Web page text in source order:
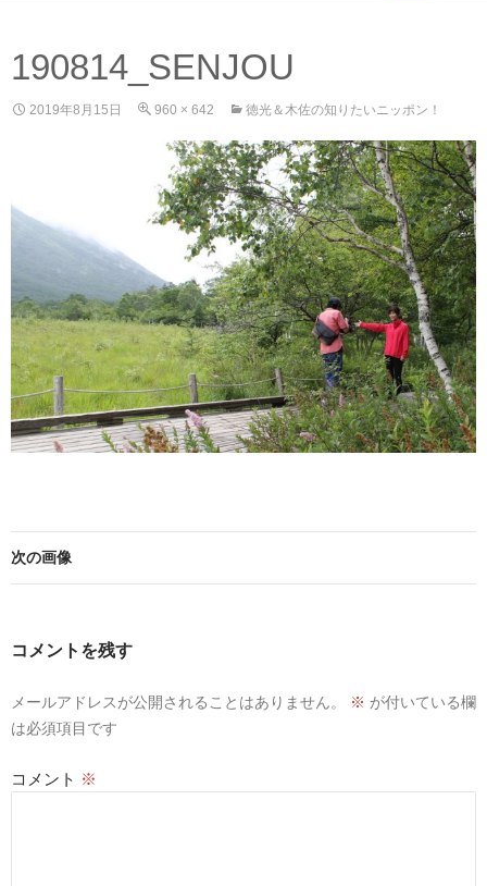
ン
ツ
へ
190814_SENJOU
2019年8月15日 960 × 642 徳光＆木佐の知りたいニッポン！
次の画像
コメントを残す
メールアドレスが公開されることはありません。 ※ が付いている欄
は必須項目です
コメント ※